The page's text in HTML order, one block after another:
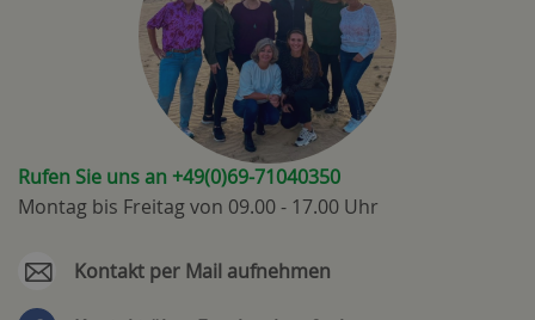
Rufen Sie uns an +49(0)69-71040350
Montag bis Freitag von 09.00 - 17.00 Uhr
Kontakt per Mail aufnehmen